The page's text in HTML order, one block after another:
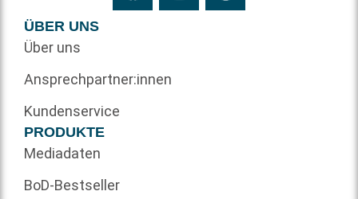
ÜBER UNS
Über uns
Ansprechpartner:innen
Kundenservice
PRODUKTE
Mediadaten
BoD-Bestseller